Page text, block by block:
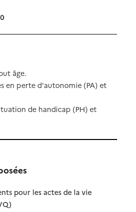
âge.
en perte d'autonomie (PA) et
de handicap (PH) et
pour les actes de la vie
disponible